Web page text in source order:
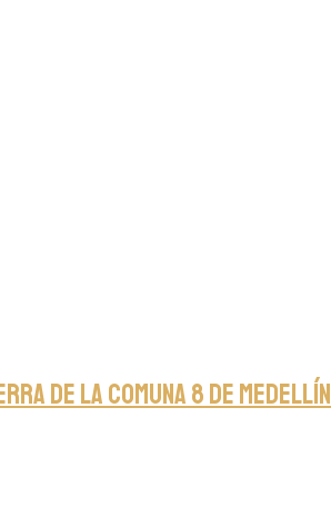
de la Comuna 8 de Medellín